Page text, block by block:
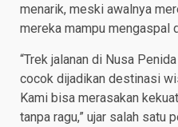
menarik, meski awalnya
mereka mampu mengaspal
“Trek jalanan di Nusa
cocok dijadikan destinasi
Kami bisa merasakan
tanpa ragu,” ujar salah satu